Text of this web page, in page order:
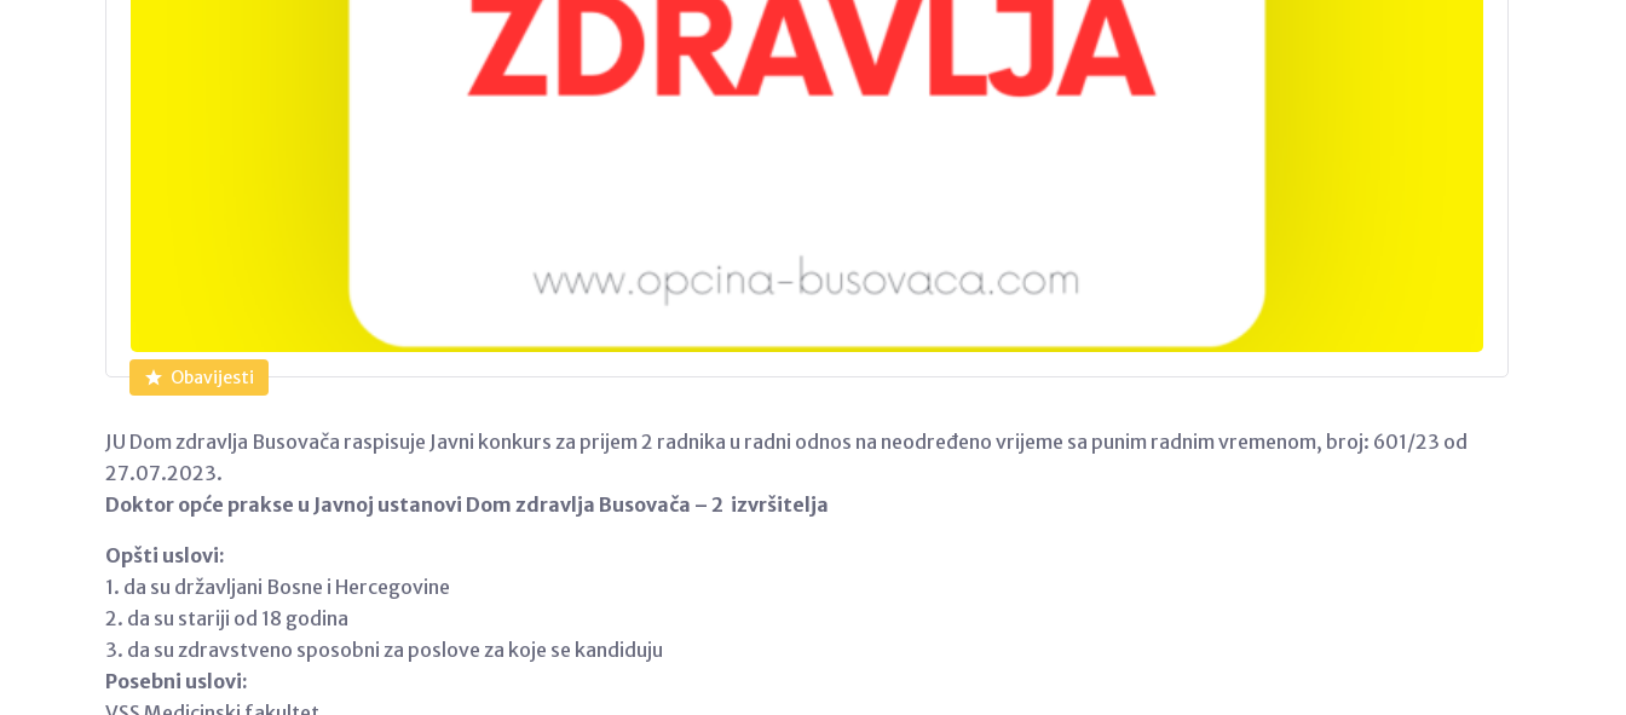
Obavijesti
JU Dom zdravlja Busovača raspisuje Javni konkurs za prijem 2 radnika u radni odnos na neodređeno vrijeme sa punim radnim vremenom, broj: 601/23 od
27.07.2023.
Doktor opće prakse u Javnoj ustanovi Dom zdravlja Busovača – 2 izvršitelja
Opšti uslovi:
1. da su državljani Bosne i Hercegovine
2. da su stariji od 18 godina
3. da su zdravstveno sposobni za poslove za koje se kandiduju
Posebni uslovi: